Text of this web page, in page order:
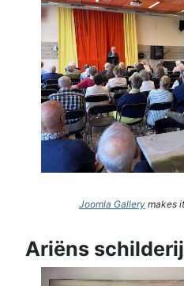
Joomla Gallery makes
Ariëns